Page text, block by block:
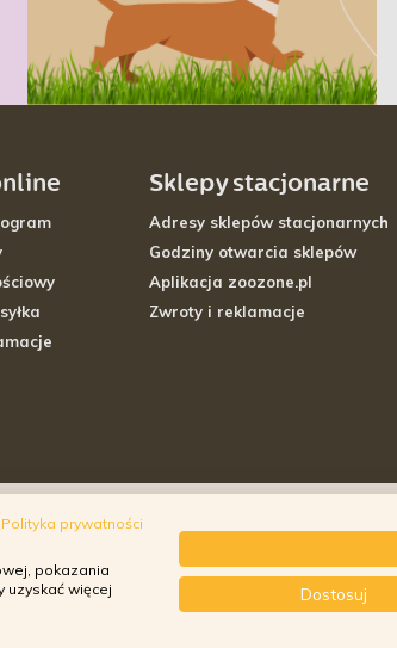
Sklepy stacjonarne
Adresy sklepów stacjonarnych
Godziny otwarcia sklepów
Aplikacja zoozone.pl
Zwroty i reklamacje
Polityka prywatności
pokazania
uzyskać więcej
Dostosuj